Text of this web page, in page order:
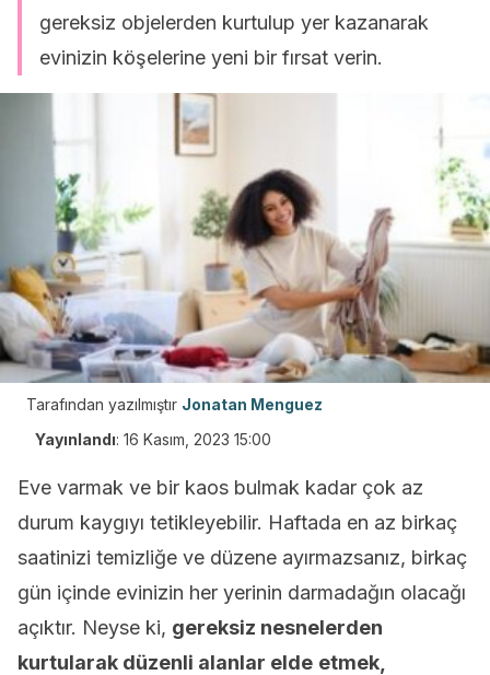
gereksiz objelerden kurtulup yer kazanarak
evinizin köşelerine yeni bir fırsat verin.
Tarafından yazılmıştır Jonatan Menguez
Yayınlandı: 16 Kasım, 2023 15:00
Eve varmak ve bir kaos bulmak kadar çok az
durum kaygıyı tetikleyebilir. Haftada en az birkaç
saatinizi temizliğe ve düzene ayırmazsanız, birkaç
gün içinde evinizin her yerinin darmadağın olacağı
açıktır. Neyse ki, gereksiz nesnelerden
kurtularak düzenli alanlar elde etmek,